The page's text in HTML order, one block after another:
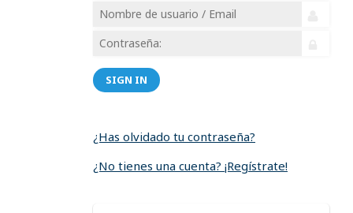
SIGN IN
¿Has olvidado tu contraseña?
¿No tienes una cuenta? ¡Regístrate!